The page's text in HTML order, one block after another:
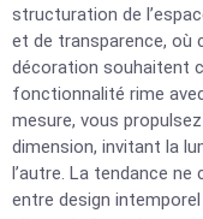
structuration de
et de transparence, où
décoration souhaitent
fonctionnalité rime
mesure, vous
dimension, invitant la
l’autre. La tendance
entre design